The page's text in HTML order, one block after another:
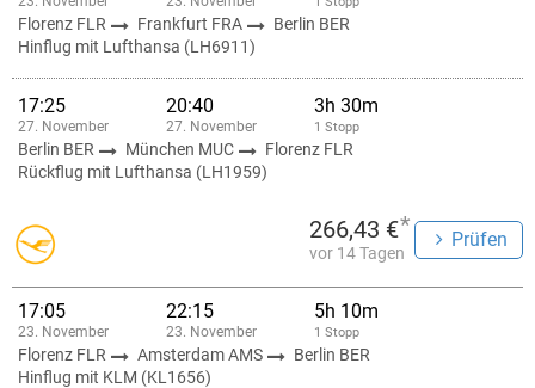
Florenz FLR Frankfurt FRA
Berlin BER
Hinflug mit Lufthansa (LH6911)
17:25
27. November
20:40
27. November
3h 30m
1 Stopp
Berlin BER München MUC
Florenz FLR
Rückflug mit Lufthansa (LH1959)
266,43 €*
vor 14 Tagen
Prüfen
17:05
23. November
22:15
23. November
5h 10m
1 Stopp
Florenz FLR Amsterdam AMS
Berlin BER
Hinflug mit KLM (KL1656)